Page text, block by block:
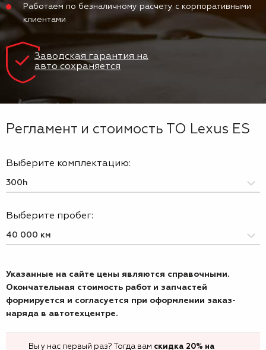
Работаем по безналичному расчету с корпоративными
клиентами
Заводская гарантия на
авто сохраняется
Регламент и стоимость ТО Lexus ES
Выберите комплектацию:
Выберите пробег:
Указанные на сайте цены являются справочными.
Окончательная стоимость работ и запчастей
формируется и согласуется при оформлении заказ-
наряда в автотехцентре.
Вы у нас первый раз? Тогда вам скидка 20% на